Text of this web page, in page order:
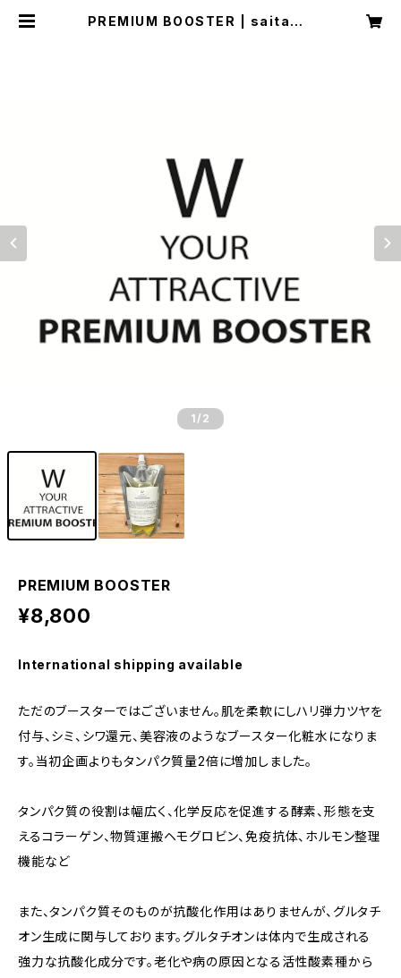
PREMIUM BOOSTER | saitama
1 /2
PREMIUM BOOSTER
¥8,800
International shipping available
ただのブースターではございません。肌を柔軟にしハリ弾力ツヤを
付与、シミ、シワ還元、美容液のようなブースター化粧水になりま
す。当初企画よりもタンパク質量2倍に増加しました。
タンパク質の役割は幅広く、化学反応を促進する酵素、形態を支
えるコラーゲン、物質運搬ヘモグロビン、免疫抗体、ホルモン整理
機能など
また、タンパク質そのものが抗酸化作用はありませんが、グルタチ
オン生成に関与しております。グルタチオンは体内で生成される
強力な抗酸化成分です。老化や病の原因となる活性酸素種から